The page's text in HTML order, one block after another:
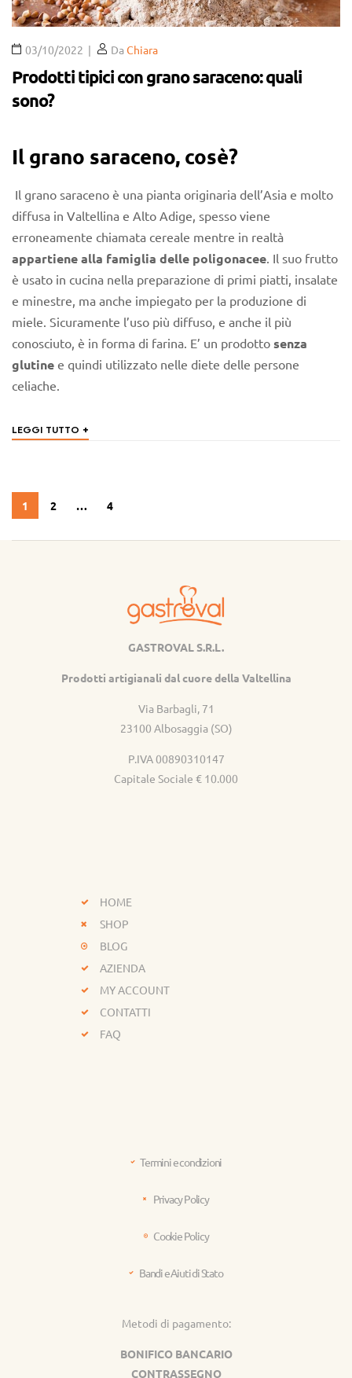
03/10/2022 DaChiara
Prodotti tipici con grano saraceno: quali
sono?
Il grano saraceno, cosè?
Il grano saraceno è una pianta originaria dell’Asia e molto
diffusa in Valtellina e Alto Adige, spesso viene
erroneamente chiamata cereale mentre in realtà
appartiene alla famiglia delle poligonacee. Il suo frutto
è usato in cucina nella preparazione di primi piatti, insalate
e minestre, ma anche impiegato per la produzione di
miele. Sicuramente l’uso più diffuso, e anche il più
conosciuto, è in forma di farina. E’ un prodotto senza
glutine e quindi utilizzato nelle diete delle persone
celiache.
LEGGI TUTTO +
1 2 … 4
GASTROVAL S.R.L.
Prodotti artigianali dal cuore della Valtellina
Via Barbagli, 71
23100 Albosaggia (SO)
P.IVA 00890310147
Capitale Sociale € 10.000
HOME
SHOP
BLOG
AZIENDA
MY ACCOUNT
CONTATTI
FAQ
Termini e condizioni
Privacy Policy
Cookie Policy
Bandi e Aiuti di Stato
Metodi di pagamento:
BONIFICO BANCARIO
CONTRASSEGNO